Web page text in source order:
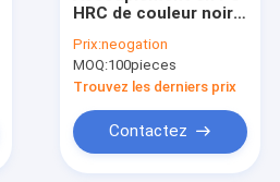
HRC de couleur noire
à la traction de 50
MPa et bride de type
F pour applications
industrielles
Prix:neogation
MOQ:100pieces
Trouvez les derniers prix
Contactez